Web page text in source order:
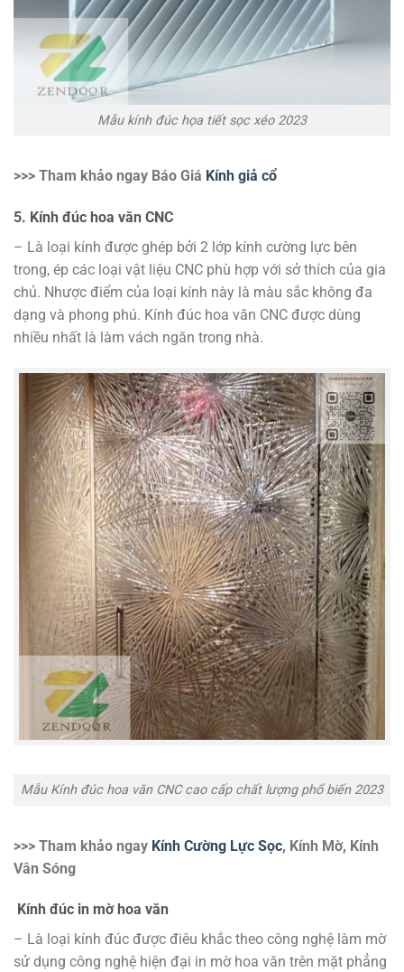
Mẫu kính đúc họa tiết sọc xéo 2023
>>> Tham khảo ngay Báo Giá Kính giả cổ
5. Kính đúc hoa văn CNC
– Là loại kính được ghép bởi 2 lớp kính cường lực bên
trong, ép các loại vật liệu CNC phù hợp với sở thích của gia
chủ. Nhược điểm của loại kính này là màu sắc không đa
dạng và phong phú. Kính đúc hoa văn CNC được dùng
nhiều nhất là làm vách ngăn trong nhà.
Mẫu Kính đúc hoa văn CNC cao cấp chất lượng phổ biến 2023
>>> Tham khảo ngay Kính Cường Lực Sọc, Kính Mờ, Kính
Vân Sóng
Kính đúc in mờ hoa văn
– Là loại kính đúc được điêu khắc theo công nghệ làm mờ
sử dụng công nghệ hiện đại in mờ hoa văn trên mặt phẳng